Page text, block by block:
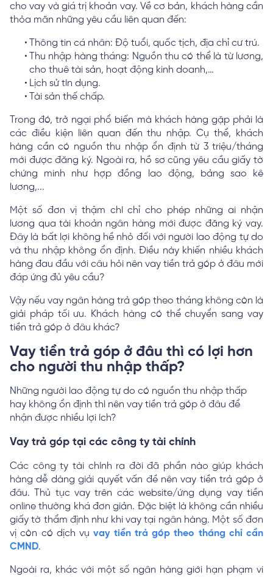
cho vay và giá trị khoản vay. Về cơ bản, khách hàng cần
thỏa mãn những yêu cầu liên quan đến:
Thông tin cá nhân: Độ tuổi, quốc tịch, địa chỉ cư trú.
Thu nhập hàng tháng: Nguồn thu có thể là từ lương,
cho thuê tài sản, hoạt động kinh doanh,…
Lịch sử tín dụng.
Tài sản thế chấp.
Trong đó, trở ngại phổ biến mà khách hàng gặp phải là
các điều kiện liên quan đến thu nhập. Cụ thể, khách
hàng cần có nguồn thu nhập ổn định từ 3 triệu/tháng
mới được đăng ký. Ngoài ra, hồ sơ cũng yêu cầu giấy tờ
chứng minh như hợp đồng lao động, bảng sao kê
lương,...
Một số đơn vị thậm chí chỉ cho phép những ai nhận
lương qua tài khoản ngân hàng mới được đăng ký vay.
Đây là bất lợi không hề nhỏ đối với người lao động tự do
và thu nhập không ổn định. Điều này khiến nhiều khách
hàng đau đầu với câu hỏi nên vay tiền trả góp ở đâu mới
đáp ứng đủ yêu cầu?
Vậy nếu vay ngân hàng trả góp theo tháng không còn là
giải pháp tối ưu. Khách hàng có thể chuyển sang vay
tiền trả góp ở đâu khác?
Vay tiền trả góp ở đâu thì có lợi hơn
cho người thu nhập thấp?
Những người lao động tự do có nguồn thu nhập thấp
hay không ổn định thì nên vay tiền trả góp ở đâu để
nhận được nhiều lợi ích?
Vay trả góp tại các công ty tài chính
Các công ty tài chính ra đời đã phần nào giúp khách
hàng dễ dàng giải quyết vấn đề nên vay tiền trả góp ở
đâu. Thủ tục vay trên các website/ứng dụng vay tiền
online thường khá đơn giản. Đặc biệt là không cần nhiều
giấy tờ thẩm định như khi vay tại ngân hàng. Một số đơn
vị còn có dịch vụvay tiền trả góp theo tháng chỉ cần
CMND.
Ngoài ra, khác với một số ngân hàng giới hạn phạm vi